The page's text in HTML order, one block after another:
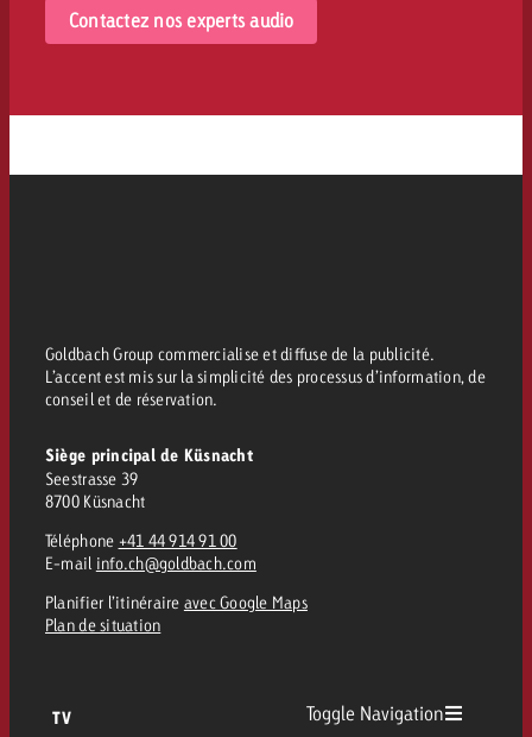
Contactez nos experts audio
Goldbach Group commercialise et diffuse de la publicité.
L’accent est mis sur la simplicité des processus d’information, de
conseil et de réservation.
Siège principal de Küsnacht
Seestrasse 39
8700 Küsnacht
Téléphone +41 44 914 91 00
E-mail info.ch@goldbach.com
Planifier l’itinéraire avec Google Maps
Plan de situation
TV Toggle Navigation